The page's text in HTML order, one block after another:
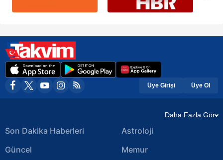
Üye Girişi Üye Ol
Daha Fazla Gör
Son Dakika Haberleri
Güncel
Astroloji
Memur